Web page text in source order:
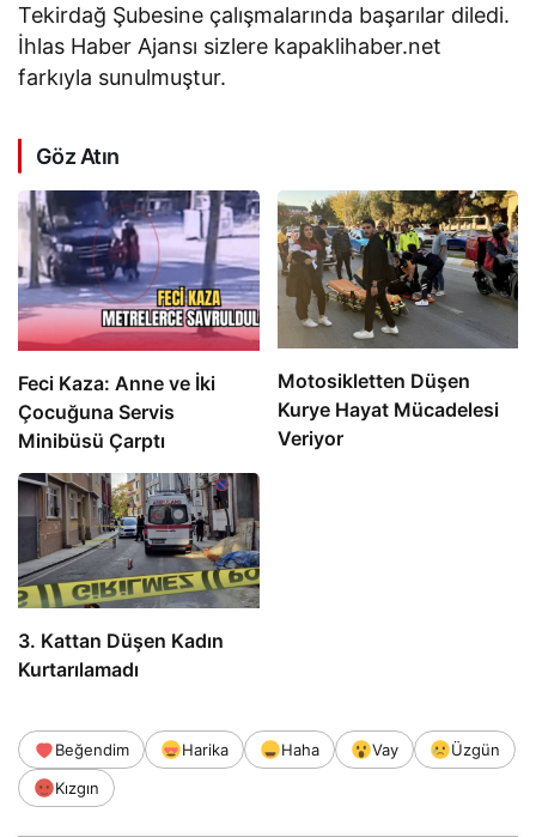
Tekirdağ Şubesine çalışmalarında başarılar diledi.
İhlas Haber Ajansı sizlere kapaklihaber.net
farkıyla sunulmuştur.
Göz Atın
Feci Kaza: Anne ve İki
Çocuğuna Servis
Minibüsü Çarptı
Motosikletten Düşen
Kurye Hayat Mücadelesi
Veriyor
3. Kattan Düşen Kadın
Kurtarılamadı
Beğendim Harika Haha Vay
Üzgün
Kızgın